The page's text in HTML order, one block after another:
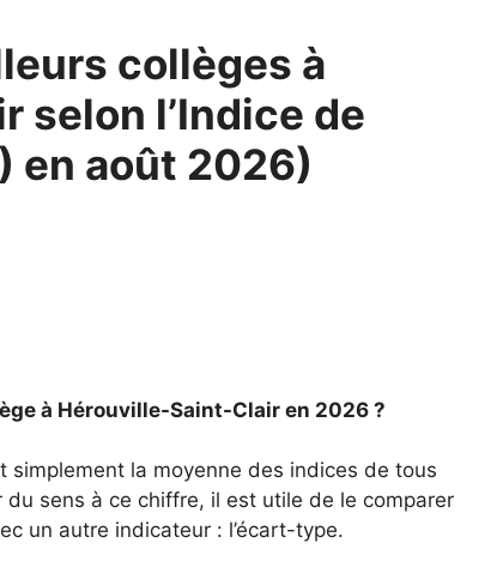
collèges à
selon l’Indice de
en août 2026)
à Hérouville-Saint-Clair en 2026 ?
simplement la moyenne des indices de tous
sens à ce chiffre, il est utile de le comparer
un autre indicateur : l’écart-type.